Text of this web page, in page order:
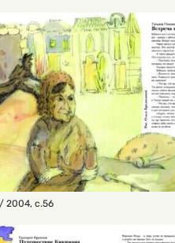
2004, с.56